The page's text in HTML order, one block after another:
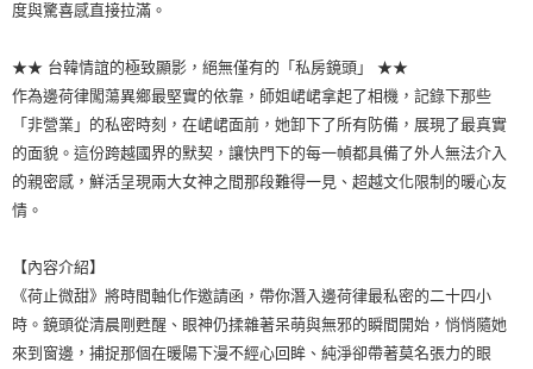
度與驚喜感直接拉滿。
★★ 台韓情誼的極致顯影，絕無僅有的「私房鏡頭」 ★★
作為邊荷律闖蕩異鄉最堅實的依靠，師姐峮峮拿起了相機，記錄下那些
「非營業」的私密時刻，在峮峮面前，她卸下了所有防備，展現了最真實
的面貌。這份跨越國界的默契，讓快門下的每一幀都具備了外人無法介入
的親密感，鮮活呈現兩大女神之間那段難得一見、超越文化限制的暖心友
情。
【內容介紹】
《荷止微甜》將時間軸化作邀請函，帶你潛入邊荷律最私密的二十四小
時。鏡頭從清晨剛甦醒、眼神仍揉雜著呆萌與無邪的瞬間開始，悄悄隨她
來到窗邊，捕捉那個在暖陽下漫不經心回眸、純淨卻帶著莫名張力的眼